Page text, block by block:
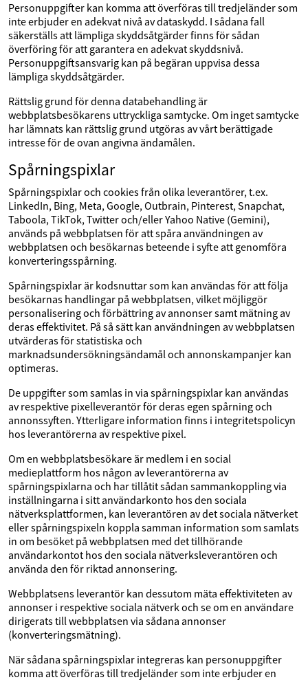
Personuppgifter kan komma att överföras till tredjeländer som
inte erbjuder en adekvat nivå av dataskydd. I sådana fall
säkerställs att lämpliga skyddsåtgärder finns för sådan
överföring för att garantera en adekvat skyddsnivå.
Personuppgiftsansvarig kan på begäran uppvisa dessa
lämpliga skyddsåtgärder.
Rättslig grund för denna databehandling är
webbplatsbesökarens uttryckliga samtycke. Om inget samtycke
har lämnats kan rättslig grund utgöras av vårt berättigade
intresse för de ovan angivna ändamålen.
Spårningspixlar
Spårningspixlar och cookies från olika leverantörer, t.ex.
LinkedIn, Bing, Meta, Google, Outbrain, Pinterest, Snapchat,
Taboola, TikTok, Twitter och/eller Yahoo Native (Gemini),
används på webbplatsen för att spåra användningen av
webbplatsen och besökarnas beteende i syfte att genomföra
konverteringsspårning.
Spårningspixlar är kodsnuttar som kan användas för att följa
besökarnas handlingar på webbplatsen, vilket möjliggör
personalisering och förbättring av annonser samt mätning av
deras effektivitet. På så sätt kan användningen av webbplatsen
utvärderas för statistiska och
marknadsundersökningsändamål och annonskampanjer kan
optimeras.
De uppgifter som samlas in via spårningspixlar kan användas
av respektive pixelleverantör för deras egen spårning och
annonssyften. Ytterligare information finns i integritetspolicyn
hos leverantörerna av respektive pixel.
Om en webbplatsbesökare är medlem i en social
medieplattform hos någon av leverantörerna av
spårningspixlarna och har tillåtit sådan sammankoppling via
inställningarna i sitt användarkonto hos den sociala
nätverksplattformen, kan leverantören av det sociala nätverket
eller spårningspixeln koppla samman information som samlats
in om besöket på webbplatsen med det tillhörande
användarkontot hos den sociala nätverksleverantören och
använda den för riktad annonsering.
Webbplatsens leverantör kan dessutom mäta effektiviteten av
annonser i respektive sociala nätverk och se om en användare
dirigerats till webbplatsen via sådana annonser
(konverteringsmätning).
När sådana spårningspixlar integreras kan personuppgifter
komma att överföras till tredjeländer som inte erbjuder en